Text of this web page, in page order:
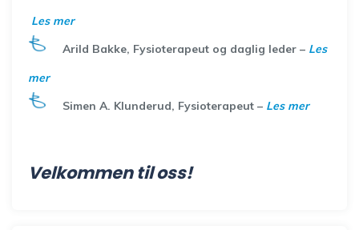
Les mer
Arild Bakke, Fysioterapeut og daglig leder – Les
mer
Simen A. Klunderud, Fysioterapeut – Les mer
Velkommen til oss!